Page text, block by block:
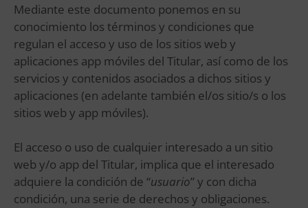
Mediante este documento ponemos en su
conocimiento los términos y condiciones que
regulan el acceso y uso de los sitios web y
aplicaciones app móviles del Titular, así como de los
servicios y contenidos asociados a dichos sitios y
aplicaciones (en adelante también el/os sitio/s o los
sitios web y app móviles).
El acceso o uso de cualquier interesado a un sitio
web y/o app del Titular, implica que el interesado
adquiere la condición de “usuario” y con dicha
condición, una serie de derechos y obligaciones.